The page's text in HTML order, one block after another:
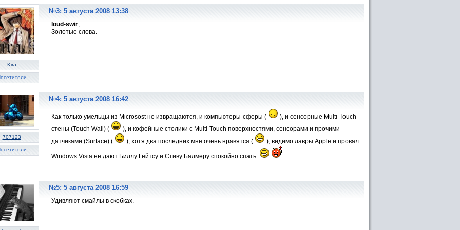
Kira
№3: 5 августа 2008 13:38
loud-swir
Золотые слова.
707123
№4: 5 августа 2008 16:42
Как только умельцы из Microsost не извращаются, и компьютеры-сферы (
), и сенсорные Multi-Touch
стены (Touch Wall) (
), и кофейные столики с Multi-Touch поверхностями, сенсорами и прочими
датчиками (Surface) (
), хотя два последних мне очень нравятся ( ), видимо лавры Apple и провал
Windows Vista не дают Биллу Гейтсу и Стиву Балмеру спокойно спать.
№5: 5 августа 2008 16:59
Удивляют смайлы в скобках.